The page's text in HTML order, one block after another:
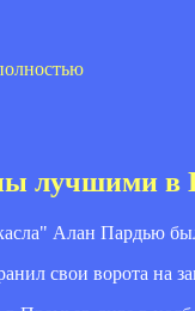
лучшими в
Алан Пардью
свои ворота на